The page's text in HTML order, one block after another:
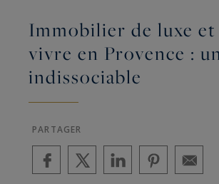
Immobilier de luxe
vivre en Provence :
indissociable
PARTAGER